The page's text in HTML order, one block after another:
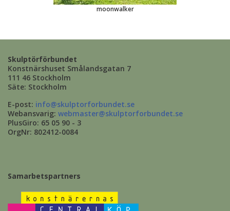
moonwalker
Skulptörförbundet
Konstnärshuset Smålandsgatan 7
111 46 Stockholm
Säte: Stockholm
E-post: info@skulptorforbundet.se
Webansvarig: webmaster@skulptorforbundet.se
PlusGiro: 65 05 90 - 3
OrgNr: 802412-0084
Samarbetspartners